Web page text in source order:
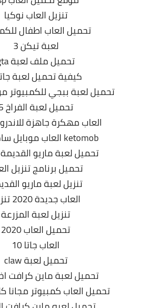
تنزيل العاب نوكيا
تحميل العاب اطفال
لعبة تيكن 3
تحميل ملف لعبة gta
كيفية تحميل لعبة جاتا
تحميل لعبة ببجي للكمبيوتر
تحميل لعبة الفراخ 5
العاب مهكرة جاهزة للاندرويد
ketomob العاب موبايل سامسونج
تحميل لعبة ماريو القديمة myegy
تحميل برنامج تنزيل
تنزيل لعبة ماريو
العاب جديدة 2020 تنزيل
تنزيل لعبة المزرعة
تحميل العاب 2020
العاب جاتا 10
تحميل لعبة claw
تحميل لعبة ماين كرافت
تحميل العاب كمبيوتر مجانا